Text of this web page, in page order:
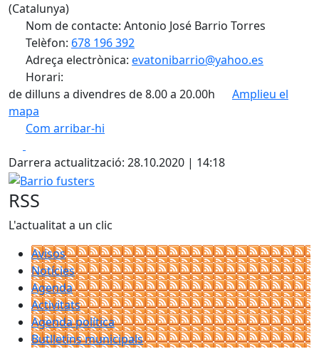
(Catalunya)
Nom de contacte: Antonio José Barrio Torres
Telèfon: 678 196 392
Adreça electrònica: evatonibarrio@yahoo.es
Horari:
de dilluns a divendres de 8.00 a 20.00h
Amplieu el
mapa
Com arribar-hi
+
−
Darrera actualització: 28.10.2020 | 14:18
Barrio fusters
RSS
L'actualitat a un clic
Avisos
Notícies
Agenda
Activitats
Agenda política
Butlletins municipals